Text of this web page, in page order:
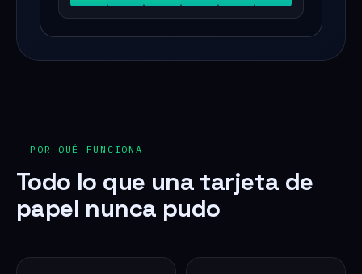
— POR QUÉ FUNCIONA
Todo lo que una tarjeta de
papel nunca pudo